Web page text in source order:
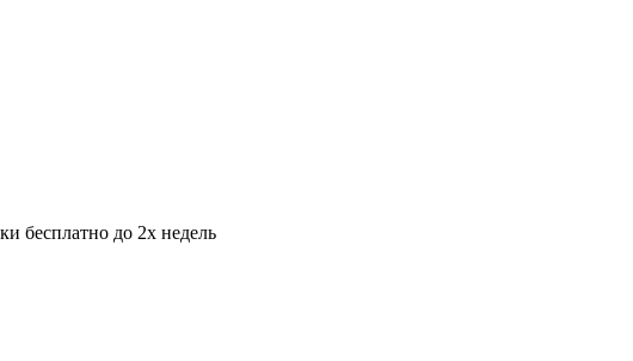
бесплатно до 2х недель